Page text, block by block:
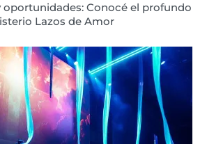
oportunidades: Conocé el profundo
Lazos de Amor